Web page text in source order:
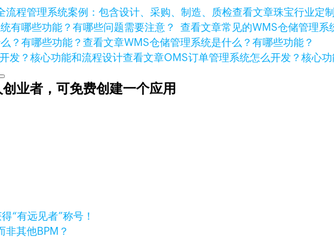
查看文章珠宝行业定
查看文章常见的WMS仓储管理系
查看文章WMS仓储管理系统是什么？有哪些功能？
查看文章OMS订单管理系统怎么开发？核心
业者，可免费创建一个应用
“有远见者”称号！
非其他BPM？